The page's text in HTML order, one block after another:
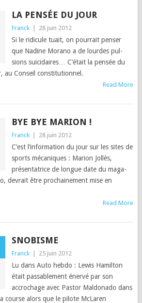
LA PENSÉE DU JOUR
Franck 28 juin 2012
Si le ridicule tuait, on pour­rait penser
que Nadine Mora­no a de lour­des pul­
sions suicidaires… C’é­tait la pen­sée du
au Con­seil constitutionnel.
Read More
BYE BYE MARION !
Franck 28 juin 2012
C’est l’in­for­ma­tion du jour sur les sites de
sports mécaniques : Mar­i­on Jol­lès,
présen­ta­trice de longue date du mag­a­
devrait être prochaine­ment mise en
Read More
SNOBISME
Franck 25 juin 2012
Lu dans Auto heb­do : Lewis Hamil­ton
était pass­able­ment énervé par son
accrochage avec Pas­tor Mal­don­a­do dans
course alors que le pilote McLaren